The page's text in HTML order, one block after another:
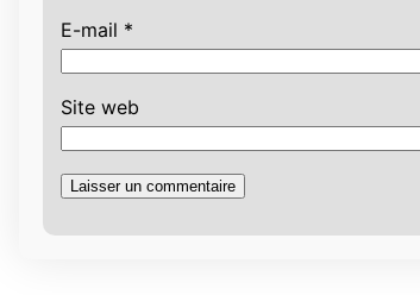
E-mail *
Site web